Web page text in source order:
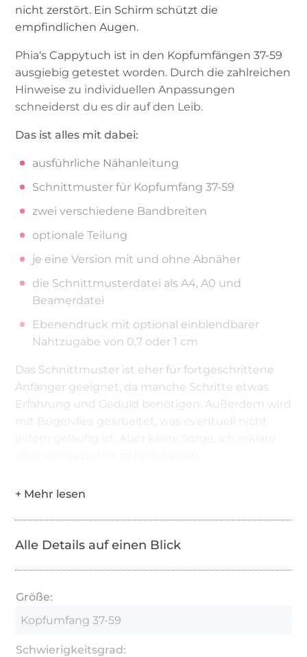
nicht zerstört. Ein Schirm schützt die
empfindlichen Augen.
Phia‘s Cappytuch ist in den Kopfumfängen 37-59
ausgiebig getestet worden. Durch die zahlreichen
Hinweise zu individuellen Anpassungen
schneiderst du es dir auf den Leib.
Das ist alles mit dabei:
ausführliche Nähanleitung
Schnittmuster für Kopfumfang 37-59
zwei verschiedene Bandbreiten
optionale Teilung
je eine Version mit und ohne Abnäher
die Schnittmusterdatei als A4, A0 und
Beamerdatei
Ebenendruck mit optional einblendbarer
Nahtzugabe von 0,7 oder 1 cm
Das Schnittmuster ist eher für fortgeschrittene
Anfänger geeignet, da manche Schritte etwas
Erfahrung und Geduld benötigen. Außerdem wird
mit Bügelvlies gearbeitet, was eventuell nicht
Anleitung, in digitaler Form (ausschließlich für die
private und persönliche Nutzung), kein fertiges
0,5m vb reichen vollkommen für ein
mindestens 11 cm Länge
Alle Details auf einen Blick
Größe:
Kopfumfang 37-59
Schwierigkeitsgrad: